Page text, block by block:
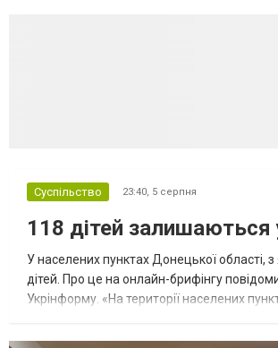
Суспільство 23:40, 5 серпня
118 дітей залишаються
У населених пунктах Донецької області,
дітей. Про це на онлайн-брифінгу
Укрінформу. «На території населених